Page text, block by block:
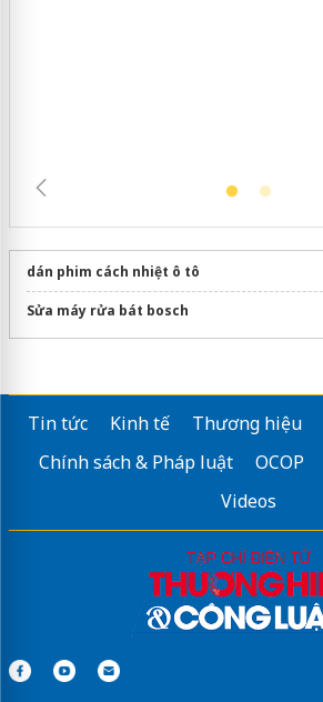
dán phim cách nhiệt ô tô
Sửa máy rửa bát bosch
Tin tức Kinh tế Thương hiệu
Chính sách & Pháp luật
OCOP
Videos